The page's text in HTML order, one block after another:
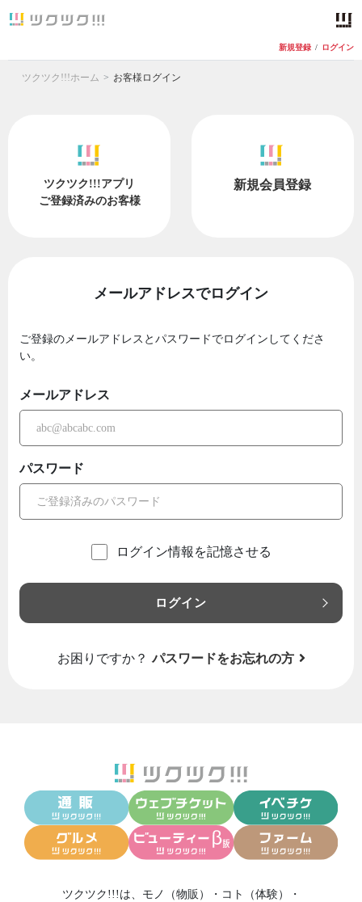
新規登録 / ログイン
ツクツク!!!ホーム お客様ログイン
ツクツク!!!アプリ
ご登録済みのお客様
新規会員登録
メールアドレスでログイン
ご登録のメールアドレスとパスワードでログインしてくださ
い。
メールアドレス
パスワード
ログイン情報を記憶させる
ログイン
お困りですか？ パスワードをお忘れの方
ツクツク!!!は、 モノ（物販） ・ コト（体験）
・